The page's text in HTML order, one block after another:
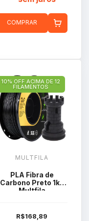
COMPRAR
10% OFF ACIMA DE 12
FILAMENTOS
MULTFILA
PLA Fibra de
Carbono Preto 1kg
Multfila
R$168,89